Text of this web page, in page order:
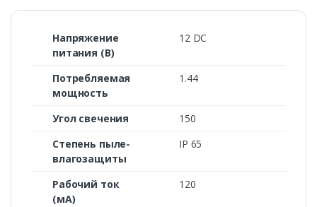
Напряжение
питания (В)
12 DC
Потребляемая
мощность
1.44
Угол свечения
150
Степень пыле-
влагозащиты
IP 65
Рабочий ток
(мА)
120